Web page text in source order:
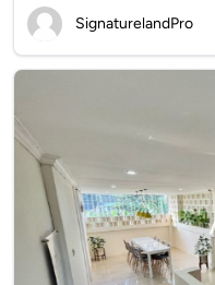
SignaturelandPro